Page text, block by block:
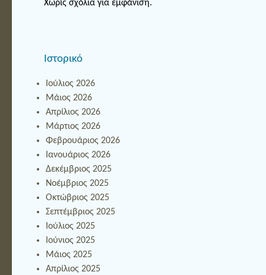
Χωρίς σχόλια για εμφάνιση.
Ιστορικό
Ιούλιος 2026
Μάιος 2026
Απρίλιος 2026
Μάρτιος 2026
Φεβρουάριος 2026
Ιανουάριος 2026
Δεκέμβριος 2025
Νοέμβριος 2025
Οκτώβριος 2025
Σεπτέμβριος 2025
Ιούλιος 2025
Ιούνιος 2025
Μάιος 2025
Απρίλιος 2025